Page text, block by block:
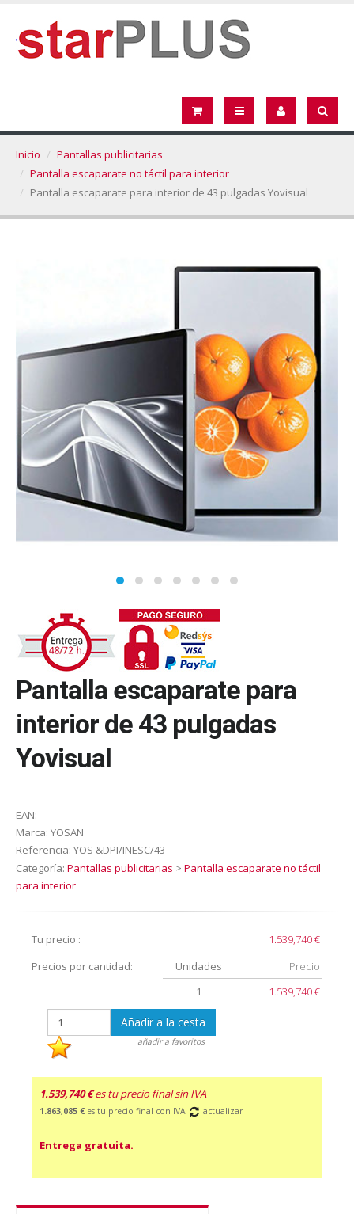
Inicio
Pantallas publicitarias
Pantalla escaparate no táctil para interior
Pantalla escaparate para interior de 43 pulgadas Yovisual
Pantalla escaparate para
interior de 43 pulgadas
Yovisual
EAN:
Marca: YOSAN
Referencia: YOS &DPI/INESC/43
Categoría: Pantallas publicitarias > Pantalla escaparate no táctil
para interior
Tu precio :
1.539,740 €
Precios por cantidad:
Unidades
Precio
1
1.539,740 €
Añadir a la cesta
añadir a favoritos
1.539,740 € es tu precio final sin IVA
1.863,085 € es tu precio final con IVA actualizar
Entrega gratuita.